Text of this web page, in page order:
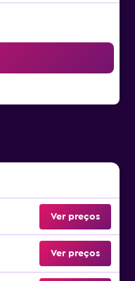
Ver preços
Ver preços